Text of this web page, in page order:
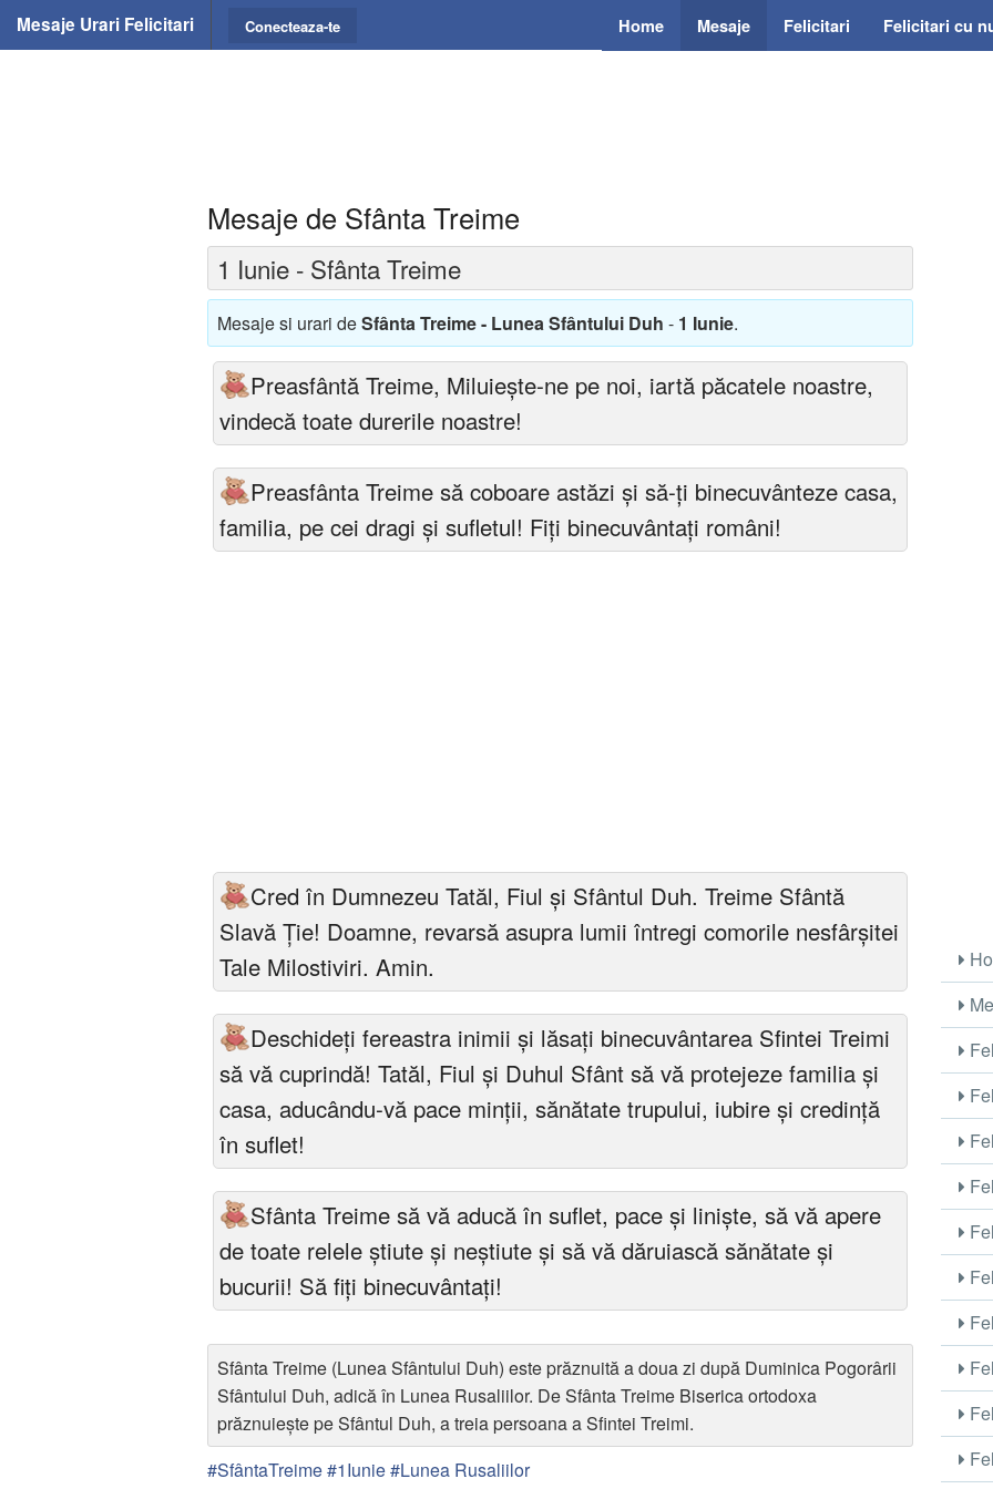
Mesaje Urari Felicitari Home Mesaje Felicitari Felicitari cu
Conecteaza-te
Mesaje de Sfânta Treime
1 Iunie - Sfânta Treime
Mesaje si urari deSfânta Treime - Lunea Sfântului Duh - 1 Iunie.
Preasfântă Treime, Miluiește-ne pe noi, iartă păcatele noastre,
vindecă toate durerile noastre!
Preasfânta Treime să coboare astăzi și să-ți binecuvânteze casa,
familia, pe cei dragi și sufletul! Fiți binecuvântați români!
Cred în Dumnezeu Tatăl, Fiul și Sfântul Duh. Treime Sfântă
Slavă Ție! Doamne, revarsă asupra lumii întregi comorile nesfârșitei
Tale Milostiviri. Amin.
Deschideți fereastra inimii și lăsați binecuvântarea Sfintei Treimi
să vă cuprindă! Tatăl, Fiul și Duhul Sfânt să vă protejeze familia și
casa, aducându-vă pace minții, sănătate trupului, iubire și credință
în suflet!
Sfânta Treime să vă aducă în suflet, pace și liniște, să vă apere
de toate relele știute și neștiute și să vă dăruiască sănătate și
bucurii! Să fiți binecuvântați!
Sfânta Treime (Lunea Sfântului Duh) este prăznuită a doua zi după Duminica Pogorârii
Sfântului Duh, adică în Lunea Rusaliilor. De Sfânta Treime Biserica ortodoxa
prăznuiește pe Sfântul Duh, a treia persoana a Sfintei Treimi.
#SfântaTreime #1Iunie #Lunea Rusaliilor